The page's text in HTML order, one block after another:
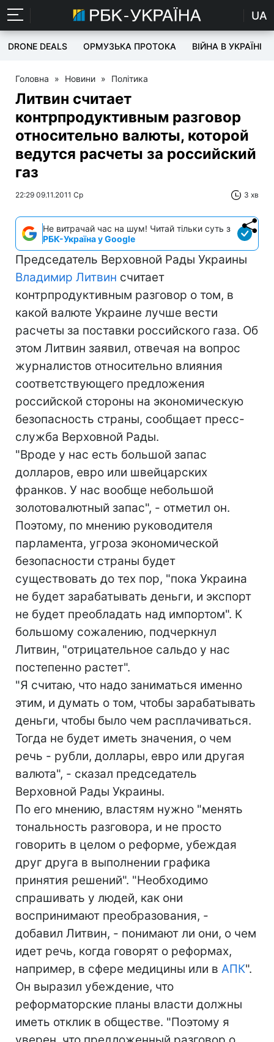
UA
DRONE DEALS ОРМУЗЬКА ПРОТОКА ВІЙНА В УКРАЇНІ
Головна » Новини » Політика
Литвин считает
контрпродуктивным разговор
относительно валюты, которой
ведутся расчеты за российский
газ
22:29 09.11.2011 Ср 3 хв
Не витрачай час на шум! Читай тільки суть з
РБК-Україна у Google
Председатель Верховной Рады Украины
Владимир Литвин считает
контрпродуктивным разговор о том, в
какой валюте Украине лучше вести
расчеты за поставки российского газа. Об
этом Литвин заявил, отвечая на вопрос
журналистов относительно влияния
соответствующего предложения
российской стороны на экономическую
безопасность страны, сообщает пресс-
служба Верховной Рады.
"Вроде у нас есть большой запас
долларов, евро или швейцарских
франков. У нас вообще небольшой
золотовалютный запас", - отметил он.
Поэтому, по мнению руководителя
парламента, угроза экономической
безопасности страны будет
существовать до тех пор, "пока Украина
не будет зарабатывать деньги, и экспорт
не будет преобладать над импортом". К
большому сожалению, подчеркнул
Литвин, "отрицательное сальдо у нас
постепенно растет".
"Я считаю, что надо заниматься именно
этим, и думать о том, чтобы зарабатывать
деньги, чтобы было чем расплачиваться.
Тогда не будет иметь значения, о чем
речь - рубли, доллары, евро или другая
валюта", - сказал председатель
Верховной Рады Украины.
По его мнению, властям нужно "менять
тональность разговора, и не просто
говорить в целом о реформе, убеждая
друг друга в выполнении графика
принятия решений". "Необходимо
спрашивать у людей, как они
воспринимают преобразования, -
добавил Литвин, - понимают ли они, о чем
идет речь, когда говорят о реформах,
например, в сфере медицины или в АПК".
Он выразил убеждение, что
реформаторские планы власти должны
иметь отклик в обществе. "Поэтому я